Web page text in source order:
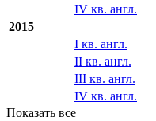
IV кв. англ.
2015
I кв. англ.
II кв. англ.
III кв. англ.
IV кв. англ.
Показать все